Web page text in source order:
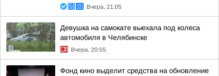
Вчера, 21:05
Девушка на самокате выехала под колеса
автомобиля в Челябинске
Вчера, 20:55
Фонд кино выделит средства на обновление